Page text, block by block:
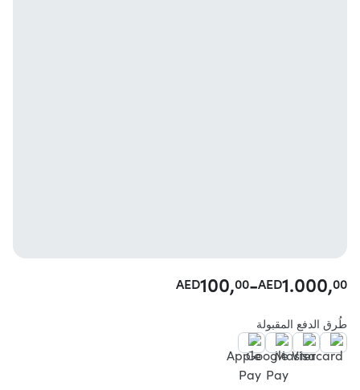
AED100,00-AED1.000,00
طُرق الدفع المقبولة